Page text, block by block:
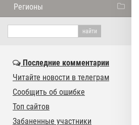
Регионы
Последние комментарии
Читайте новости в телеграм
Сообщить об ошибке
Топ сайтов
Забаненные участники